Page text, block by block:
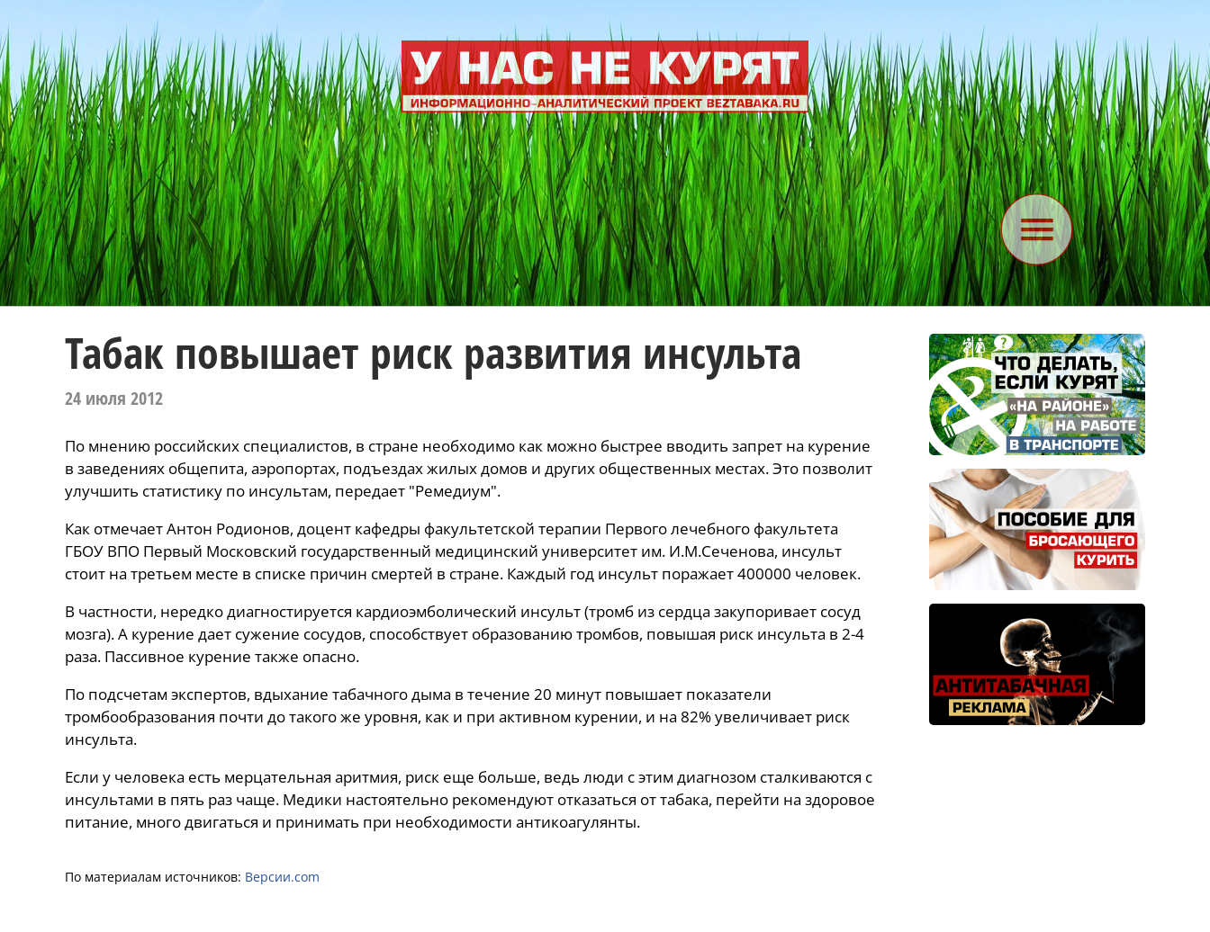
Табак повышает риск развития инсульта
24 июля 2012
По мнению российских специалистов, в стране необходимо как можно быстрее вводить запрет на курение
в заведениях общепита, аэропортах, подъездах жилых домов и других общественных местах. Это позволит
улучшить статистику по инсультам, передает "Ремедиум".
Как отмечает Антон Родионов, доцент кафедры факультетской терапии Первого лечебного факультета
ГБОУ ВПО Первый Московский государственный медицинский университет им. И.М.Сеченова, инсульт
стоит на третьем месте в списке причин смертей в стране. Каждый год инсульт поражает 400000 человек.
В частности, нередко диагностируется кардиоэмболический инсульт (тромб из сердца закупоривает сосуд
мозга). А курение дает сужение сосудов, способствует образованию тромбов, повышая риск инсульта в 2-4
раза. Пассивное курение также опасно.
По подсчетам экспертов, вдыхание табачного дыма в течение 20 минут повышает показатели
тромбообразования почти до такого же уровня, как и при активном курении, и на 82% увеличивает риск
инсульта.
Если у человека есть мерцательная аритмия, риск еще больше, ведь люди с этим диагнозом сталкиваются с
инсультами в пять раз чаще. Медики настоятельно рекомендуют отказаться от табака, перейти на здоровое
питание, много двигаться и принимать при необходимости антикоагулянты.
По материалам источников: Версии.com